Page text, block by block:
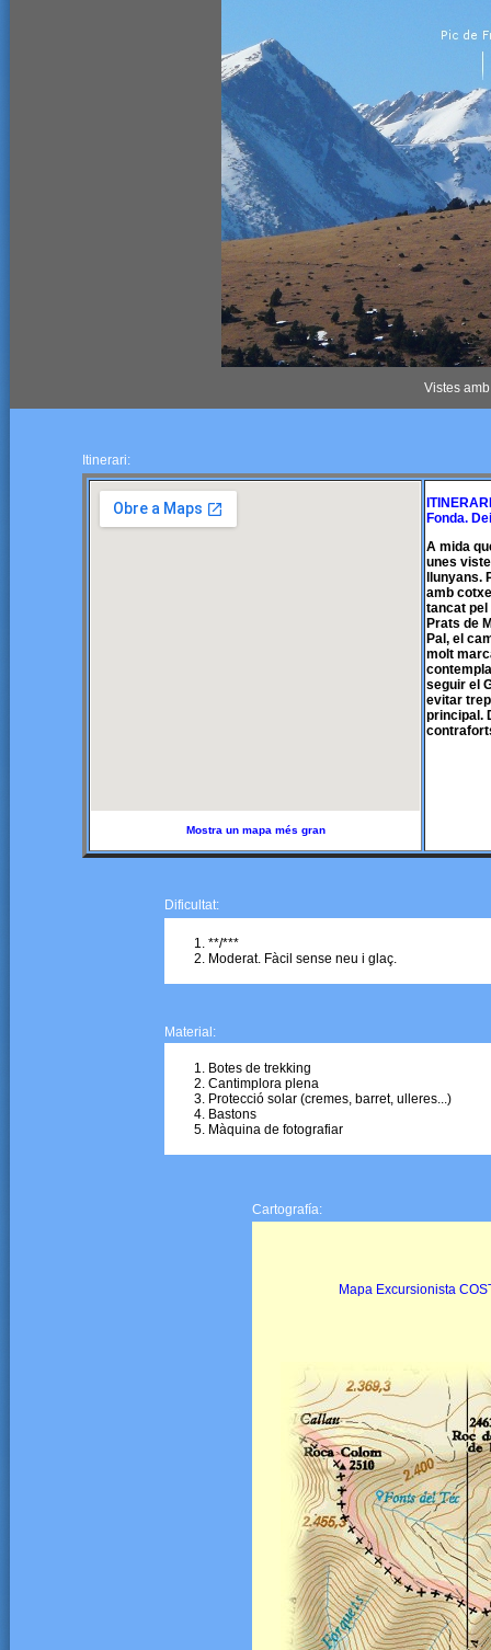
Vistes
Itinerari:
Mostra un mapa més gran
Fonda.
A mida
unes
llunyans.
amb
tancat pel
Prats de
Pal, el
molt
seguir el
evitar
principal.
Dificultat:
**/***
Moderat. Fàcil sense neu i glaç.
Material:
Botes de trekking
Cantimplora plena
Protecció solar (cremes, barret, ulleres...)
Bastons
Màquina de fotografiar
Cartografía:
Mapa Excursionista